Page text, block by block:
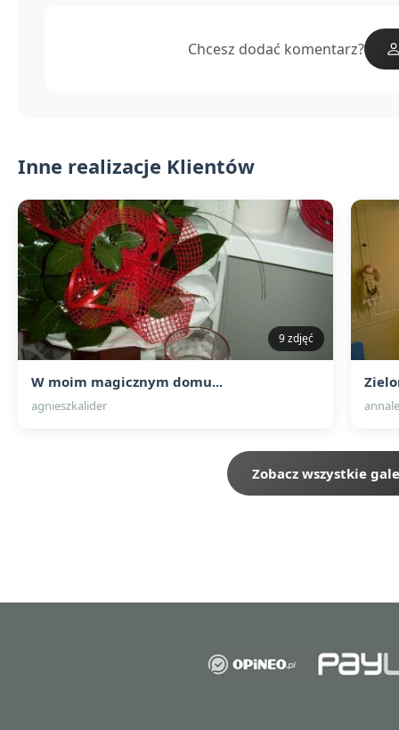
Chcesz dodać komentarz?
Inne realizacje Klientów
9 zdjęć
W moim magicznym domu...
agnieszkalider
Zobacz wszystkie